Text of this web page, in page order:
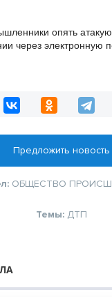
опять
через электронную
Предложить новость
ОБЩЕСТВО
Темы: ДТП